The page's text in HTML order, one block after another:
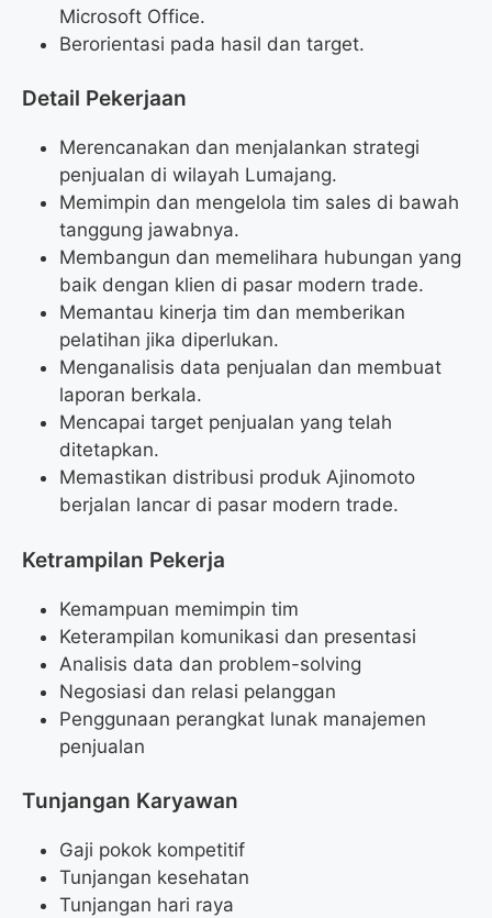
Microsoft Office.
Berorientasi pada hasil dan target.
Detail Pekerjaan
Merencanakan dan menjalankan strategi
penjualan di wilayah Lumajang.
Memimpin dan mengelola tim sales di bawah
tanggung jawabnya.
Membangun dan memelihara hubungan yang
baik dengan klien di pasar modern trade.
Memantau kinerja tim dan memberikan
pelatihan jika diperlukan.
Menganalisis data penjualan dan membuat
laporan berkala.
Mencapai target penjualan yang telah
ditetapkan.
Memastikan distribusi produk Ajinomoto
berjalan lancar di pasar modern trade.
Ketrampilan Pekerja
Kemampuan memimpin tim
Keterampilan komunikasi dan presentasi
Analisis data dan problem-solving
Negosiasi dan relasi pelanggan
Penggunaan perangkat lunak manajemen
penjualan
Tunjangan Karyawan
Gaji pokok kompetitif
Tunjangan kesehatan
Tunjangan hari raya